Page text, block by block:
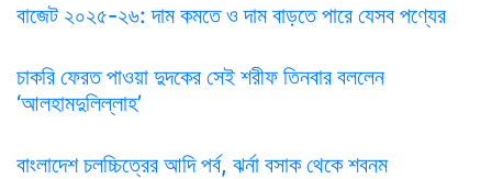
বাজেট ২০২৫-২৬: দাম কমতে ও দাম বাড়তে পারে যেসব পণ্যের
চাকরি ফেরত পাওয়া দুদকের সেই শরীফ তিনবার বললেন
‘আলহামদুলিল্লাহ’
বাংলাদেশ চলচ্চিত্রের আদি পর্ব, ঝর্না বসাক থেকে শবনম